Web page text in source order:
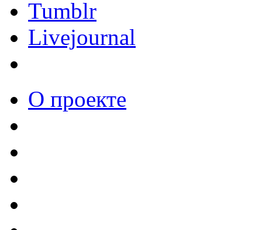
Tumblr
Livejournal
О проекте